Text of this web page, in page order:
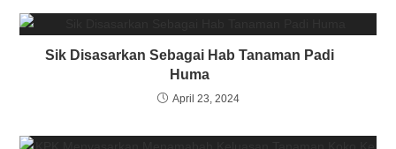
Sik Disasarkan Sebagai Hab Tanaman Padi
Huma
April 23, 2024